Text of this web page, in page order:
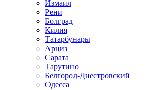
Измаил
Рени
Болград
Килия
Татарбунары
Арциз
Сарата
Тарутино
Белгород-Днестровский
Одесса